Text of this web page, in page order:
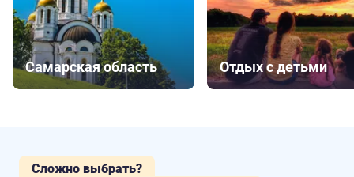
Самарская область Отдых с детьми
Сложно выбрать?